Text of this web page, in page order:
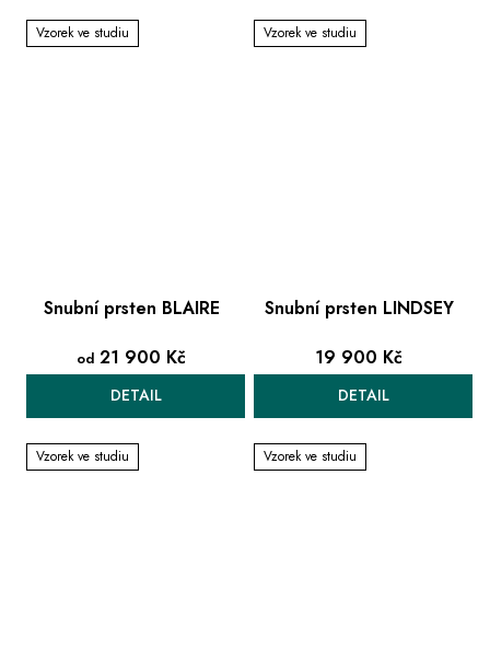
Vzorek ve studiu
Snubní prsten BLAIRE
od 21 900 Kč
DETAIL
Vzorek ve studiu
Snubní prsten LINDSEY
19 900 Kč
DETAIL
Vzorek ve studiu Vzorek ve studiu